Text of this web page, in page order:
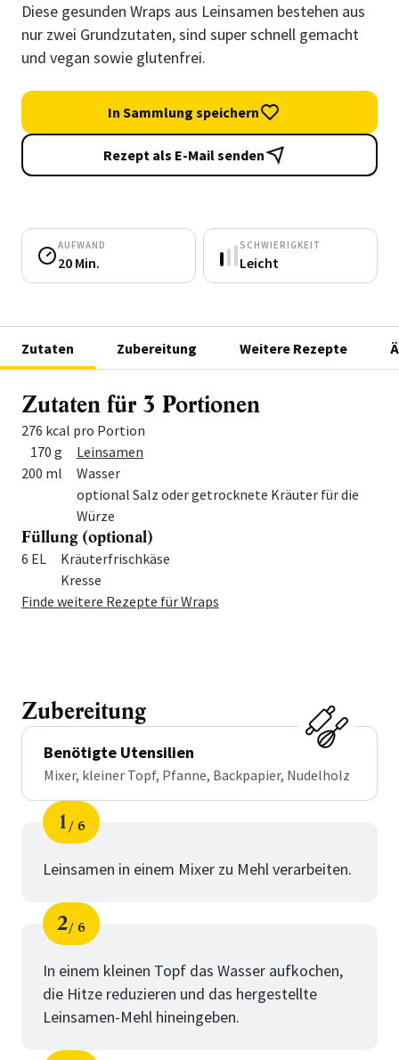
Diese gesunden Wraps aus Leinsamen bestehen aus
nur zwei Grundzutaten, sind super schnell gemacht
und vegan sowie glutenfrei.
In Sammlung speichern
Rezept als E-Mail senden
AUFWAND
20 Min.
SCHWIERIGKEIT
Leicht
Zutaten Zubereitung Weitere Rezepte
Zutaten für 3 Portionen
276 kcal pro Portion
Menge Zutat
170 g
Leinsamen
200 ml
Wasser
optional Salz oder getrocknete Kräuter für die
Würze
Füllung (optional)
Menge Zutat
6 EL
Kräuterfrischkäse
Kresse
Finde weitere Rezepte für Wraps
Zubereitung
Benötigte Utensilien
Mixer, kleiner Topf, Pfanne, Backpapier, Nudelholz
Schritt
1
von
6
Leinsamen in einem Mixer zu Mehl verarbeiten.
Schritt
2
von
6
In einem kleinen Topf das Wasser aufkochen,
die Hitze reduzieren und das hergestellte
Leinsamen-Mehl hineingeben.